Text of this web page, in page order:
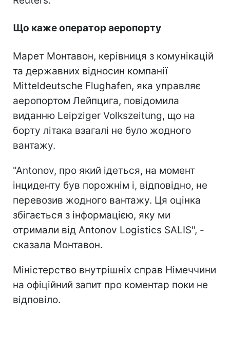
Що каже оператор аеропорту
Марет Монтавон, керівниця з комунікацій
та державних відносин компанії
Mitteldeutsche Flughafen, яка управляє
аеропортом Лейпцига, повідомила
виданню Leipziger Volkszeitung, що на
борту літака взагалі не було жодного
вантажу.
"Antonov, про який ідеться, на момент
інциденту був порожнім і, відповідно, не
перевозив жодного вантажу. Ця оцінка
збігається з інформацією, яку ми
отримали від Antonov Logistics SALIS", -
сказала Монтавон.
Міністерство внутрішніх справ Німеччини
на офіційний запит про коментар поки не
відповіло.